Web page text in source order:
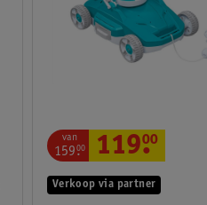
Verkoop via partner
van
159.
00 119.
00